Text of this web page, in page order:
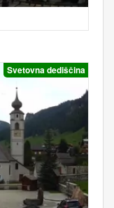
Svetovna dediščina